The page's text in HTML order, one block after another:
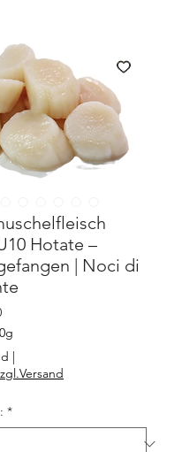
Hotate –
| Noci di
Sale
Price
|
*